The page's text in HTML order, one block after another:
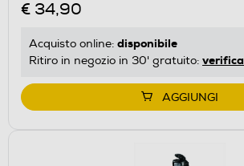
€ 34,90
Acquisto online: disponibile
Ritiro in negozio in 30' gratuito: verifica
AGGIUNGI